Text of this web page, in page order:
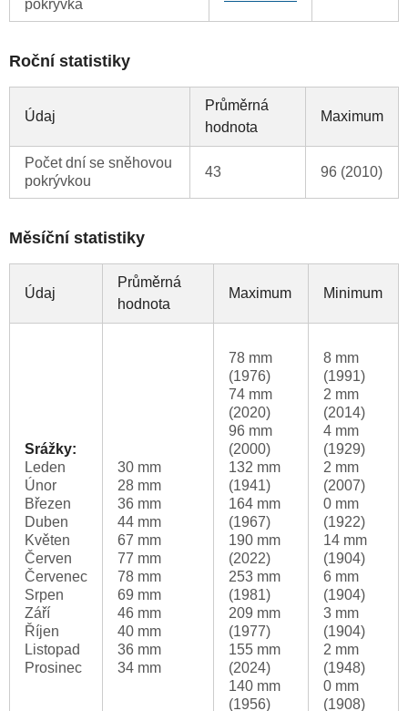
pokrývka
Roční statistiky
Údaj
Průměrná
hodnota
Maximum
Počet dní se sněhovou
pokrývkou
43 96 (2010)
Měsíční statistiky
Údaj
Průměrná
hodnota
Maximum Minimum
Srážky:
Leden
Únor
Březen
Duben
Květen
Červen
Červenec
Srpen
Září
Říjen
Listopad
Prosinec
30 mm
28 mm
36 mm
44 mm
67 mm
77 mm
78 mm
69 mm
46 mm
40 mm
36 mm
34 mm
78 mm
(1976)
74 mm
(2020)
96 mm
(2000)
132 mm
(1941)
164 mm
(1967)
190 mm
(2022)
253 mm
(1981)
209 mm
(1977)
155 mm
(2024)
140 mm
(1956)
8 mm
(1991)
2 mm
(2014)
4 mm
(1929)
2 mm
(2007)
0 mm
(1922)
14 mm
(1904)
6 mm
(1904)
3 mm
(1904)
2 mm
(1948)
0 mm
(1908)